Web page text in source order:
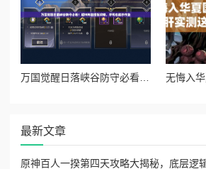
最新文章
原神百人一揆第四天攻略大揭秘，底层逻